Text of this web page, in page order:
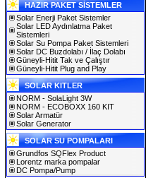
HAZIR PAKET SİSTEMLER
Solar Enerji Paket Sistemler
Solar LED Aydınlatma Paket
Sistemleri
Solar Su Pompa Paket Sistemleri
Solar DC Buzdolabı / İlaç Dolabı
Güneyli-Hitit Tak ve Çalıştır
Güneyli-Hitit Plug and Play
SOLAR KITLER
NORM - SolaLight 3W
NORM - ECOBOXX 160 KIT
Solar Armatür
Solar Generator
SOLAR SU POMPALARI
Grundfos SQFlex Product
Lorentz marka pompalar
DC Pompa/Pump